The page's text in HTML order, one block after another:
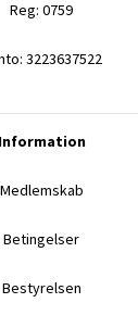
Reg: 0759
3223637522
Information
Medlemskab
Betingelser
Bestyrelsen